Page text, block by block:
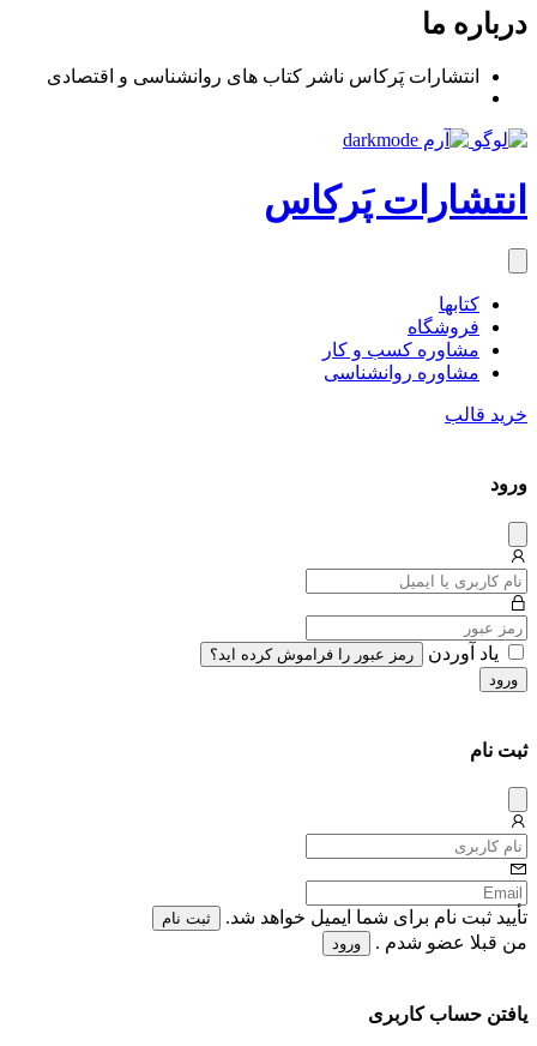
درباره ما
انتشارات پَرکاس ناشر کتاب های روانشناسی و اقتصادی
انتشارات پَرکاس
کتاب‎ها
فروشگاه
مشاوره کسب و کار
مشاوره روان‎شناسی
خرید قالب
ورود
میس
یاد آوردن
رمز عبور را فراموش کرده اید؟
ورود
ثبت نام
میس
تأیید ثبت نام برای شما ایمیل خواهد شد. ثبت نام
من قبلا عضو شدم . ورود
یافتن حساب کاربری